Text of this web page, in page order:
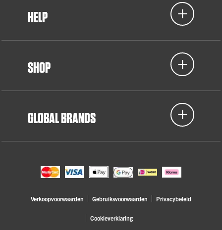
HELP
SHOP
GLOBAL BRANDS
Verkoopvoorwaarden Gebruiksvoorwaarden Privacybeleid
Cookieverklaring